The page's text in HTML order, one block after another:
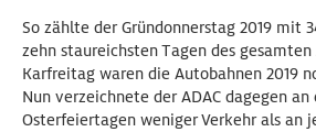
So zählte der Gründonnerstag 2019 mit
zehn staureichsten Tagen des gesamten
Karfreitag waren die Autobahnen 2019
Nun verzeichnete der ADAC dagegen an
Osterfeiertagen weniger Verkehr als an